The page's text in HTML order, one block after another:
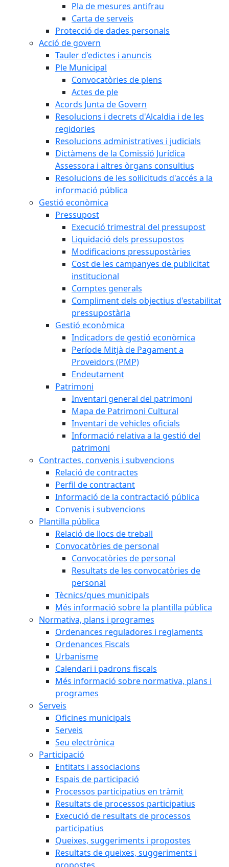
Pla de mesures antifrau
Carta de serveis
Protecció de dades personals
Acció de govern
Tauler d'edictes i anuncis
Ple Municipal
Convocatòries de plens
Actes de ple
Acords Junta de Govern
Resolucions i decrets d'Alcaldia i de les
regidories
Resolucions administratives i judicials
Dictàmens de la Comissió Jurídica
Assessora i altres òrgans consultius
Resolucions de les sol·licituds d'accés a la
informació pública
Gestió econòmica
Pressupost
Execució trimestral del pressupost
Liquidació dels pressupostos
Modificacions pressupostàries
Cost de les campanyes de publicitat
institucional
Comptes generals
Compliment dels objectius d'estabilitat
pressupostària
Gestió econòmica
Indicadors de gestió econòmica
Període Mitjà de Pagament a
Proveïdors (PMP)
Endeutament
Patrimoni
Inventari general del patrimoni
Mapa de Patrimoni Cultural
Inventari de vehicles oficials
Informació relativa a la gestió del
patrimoni
Contractes, convenis i subvencions
Relació de contractes
Perfil de contractant
Informació de la contractació pública
Convenis i subvencions
Plantilla pública
Relació de llocs de treball
Convocatòries de personal
Convocatòries de personal
Resultats de les convocatòries de
personal
Tècnics/ques municipals
Més informació sobre la plantilla pública
Normativa, plans i programes
Ordenances reguladores i reglaments
Ordenances Fiscals
Urbanisme
Calendari i padrons fiscals
Més informació sobre normativa, plans i
programes
Serveis
Oficines municipals
Serveis
Seu electrònica
Participació
Entitats i associacions
Espais de participació
Processos participatius en tràmit
Resultats de processos participatius
Execució de resultats de processos
participatius
Queixes, suggeriments i propostes
Resultats de queixes, suggeriments i